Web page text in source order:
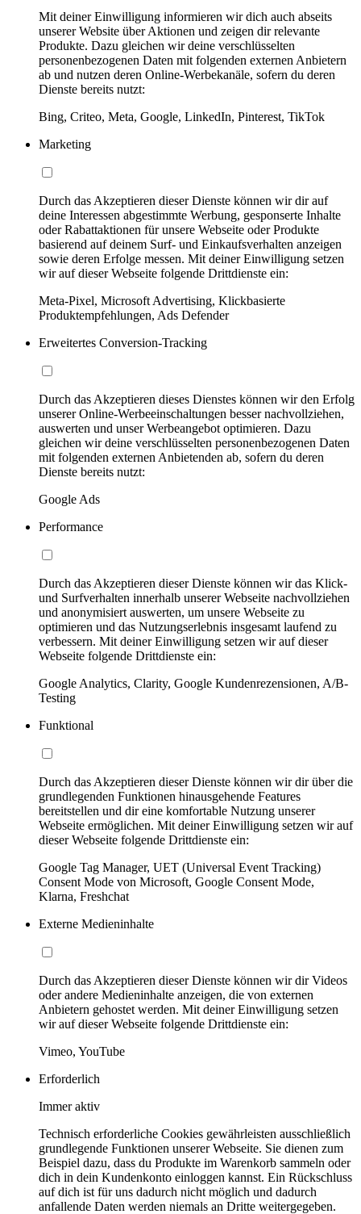
Mit deiner Einwilligung informieren wir dich auch abseits
unserer Website über Aktionen und zeigen dir relevante
Produkte. Dazu gleichen wir deine verschlüsselten
personenbezogenen Daten mit folgenden externen Anbietern
ab und nutzen deren Online-Werbekanäle, sofern du deren
Dienste bereits nutzt:
Bing, Criteo, Meta, Google, LinkedIn, Pinterest, TikTok
Marketing
Durch das Akzeptieren dieser Dienste können wir dir auf
deine Interessen abgestimmte Werbung, gesponserte Inhalte
oder Rabattaktionen für unsere Webseite oder Produkte
basierend auf deinem Surf- und Einkaufsverhalten anzeigen
sowie deren Erfolge messen. Mit deiner Einwilligung setzen
wir auf dieser Webseite folgende Drittdienste ein:
Meta-Pixel, Microsoft Advertising, Klickbasierte
Produktempfehlungen, Ads Defender
Erweitertes Conversion-Tracking
Durch das Akzeptieren dieses Dienstes können wir den Erfolg
unserer Online-Werbeeinschaltungen besser nachvollziehen,
auswerten und unser Werbeangebot optimieren. Dazu
gleichen wir deine verschlüsselten personenbezogenen Daten
mit folgenden externen Anbietenden ab, sofern du deren
Dienste bereits nutzt:
Google Ads
Performance
Durch das Akzeptieren dieser Dienste können wir das Klick-
und Surfverhalten innerhalb unserer Webseite nachvollziehen
und anonymisiert auswerten, um unsere Webseite zu
optimieren und das Nutzungserlebnis insgesamt laufend zu
verbessern. Mit deiner Einwilligung setzen wir auf dieser
Webseite folgende Drittdienste ein:
Google Analytics, Clarity, Google Kundenrezensionen, A/B-
Testing
Funktional
Durch das Akzeptieren dieser Dienste können wir dir über die
grundlegenden Funktionen hinausgehende Features
bereitstellen und dir eine komfortable Nutzung unserer
Webseite ermöglichen. Mit deiner Einwilligung setzen wir auf
dieser Webseite folgende Drittdienste ein:
Google Tag Manager, UET (Universal Event Tracking)
Consent Mode von Microsoft, Google Consent Mode,
Klarna, Freshchat
Externe Medieninhalte
Durch das Akzeptieren dieser Dienste können wir dir Videos
oder andere Medieninhalte anzeigen, die von externen
Anbietern gehostet werden. Mit deiner Einwilligung setzen
wir auf dieser Webseite folgende Drittdienste ein:
Vimeo, YouTube
Erforderlich
Immer aktiv
Technisch erforderliche Cookies gewährleisten ausschließlich
grundlegende Funktionen unserer Webseite. Sie dienen zum
Beispiel dazu, dass du Produkte im Warenkorb sammeln oder
dich in dein Kundenkonto einloggen kannst. Ein Rückschluss
auf dich ist für uns dadurch nicht möglich und dadurch
anfallende Daten werden niemals an Dritte weitergegeben.